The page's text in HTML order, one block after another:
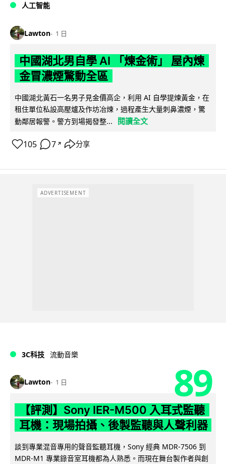
人工智能
Lawton 1 日
中國湖北男自學 AI 「煉金術」 屋內煉
金冒濃煙驚動全區
中國湖北黃石一名男子見金價高企，利用 AI 自學提煉黃金，在
租住單位私設高壓爐及作坊冶煉，過程產生大量刺鼻濃煙，驚
動鄰居報警。警方到場揭發整...
閱讀全文
105 7 ↗ 分享
ADVERTISEMENT
3C科技 流動音樂
Lawton 1 日 89
【評測】Sony IER-M500 入耳式監聽
耳機：現場拍攝、後製監聽與人聲利器
談到專業混音專用的聲音監聽耳機，Sony 經典 MDR-7506 到
MDR-M1 專業錄音室耳機都為人熟悉。而現在舞台製作者與創